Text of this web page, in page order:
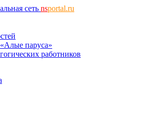
сеть nsportal.ru
паруса»
работников